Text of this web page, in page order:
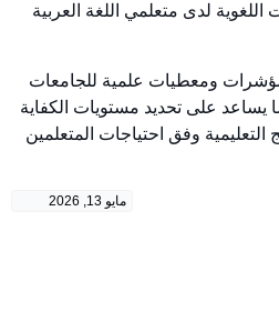
لدى متعلمي اللغة العربية
مؤشرات ومعطيات علمية للجامعات
يساعد على تحديد مستويات الكفاية
التعليمية وفق احتياجات المتعلمين
مايو 13, 2026